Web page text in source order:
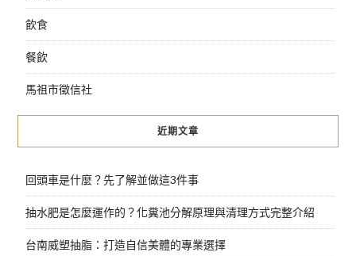
飲食
餐飲
馬祖市徵信社
近期文章
回頭車是什麼？先了解並做這3件事
抽水肥是怎麼運作的？化糞池分解原理與清理方式完整介紹
台南威塑抽脂：打造自信美體的專業選擇